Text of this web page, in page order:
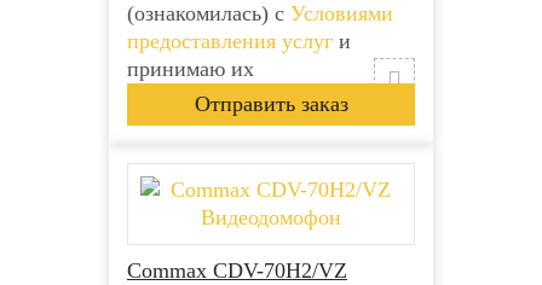
(ознакомилась) с Условиями
предоставления услуг и
принимаю их
Commax CDV-70H2/VZ